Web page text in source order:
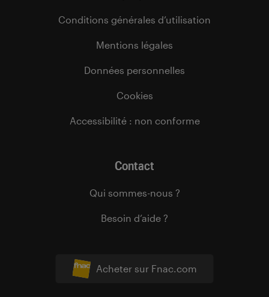
Acheter sur Fnac.com
Conditions générales d’utilisation
Mentions légales
Données personnelles
Cookies
Accessibilité : non conforme
Contact
Qui sommes-nous ?
Besoin d’aide ?